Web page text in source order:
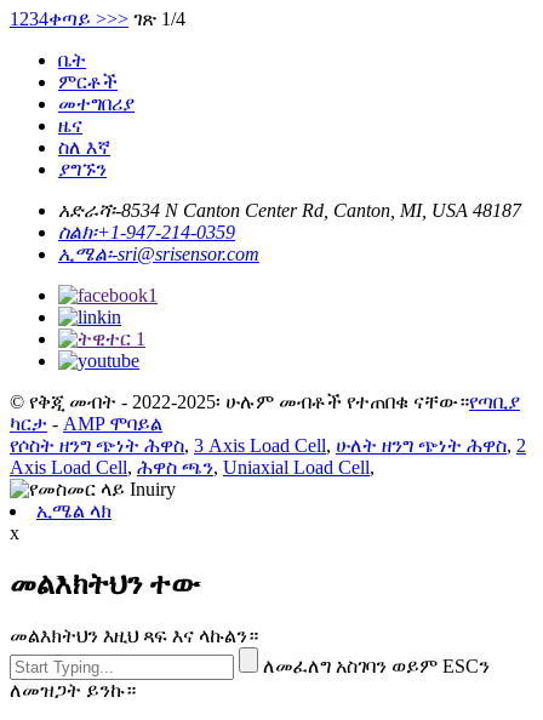
1 234ቀጣይ >>> ገጽ 1/4
ቤት
ምርቶች
መተግበሪያ
ዜና
ስለ እኛ
ያግኙን
አድራሻ፡-8534 N Canton Center Rd, Canton, MI, USA 48187
ስልክ፡+1-947-214-0359
ኢሜል፡-sri@srisensor.com
© የቅጂ መብት - 2022-2025፡ ሁሉም መብቶች የተጠበቁ ናቸው።የጣቢያ
ካርታ - AMP ሞባይል
የሶስት ዘንግ ጭነት ሕዋስ, 3 Axis Load Cell, ሁለት ዘንግ ጭነት ሕዋስ, 2
Axis Load Cell, ሕዋስ ጫን, Uniaxial Load Cell,
ኢሜል ላክ
x
መልእክትህን ተው
መልእክትህን እዚህ ጻፍ እና ላኩልን።
ለመፈለግ አስገባን ወይም ESCን
ለመዝጋት ይንኩ።